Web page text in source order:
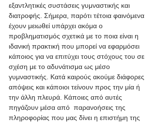
εξαντλητικές συστάσεις γυμναστικής και
διατροφής. Σήμερα, παρότι τέτοια φαινόμενα
έχουν μειωθεί υπάρχει ακόμα ο
προβληματισμός σχετικά με το ποια είναι η
ιδανική πρακτική που μπορεί να εφαρμόσει
κάποιος για να επιτύχει τους στόχους του σε
σχέση με το αδυνάτισμα ως μέσο
γυμναστικής. Κατά καιρούς ακούμε διάφορες
απόψεις και κάποιοι τείνουν προς την μία ή
την άλλη πλευρά. Κάποιες από αυτές
πηγάζουν μέσα από  παρανοήσεις της
πληροφορίας που μας δίνει η επιστήμη της